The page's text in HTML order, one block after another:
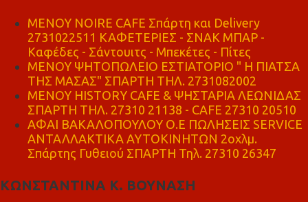
MENOY NOIRE CAFE Σπάρτη και Delivery
2731022511 ΚΑΦΕΤΕΡΙΕΣ - ΣΝΑΚ ΜΠΑΡ -
Καφέδες - Σάντουιτς - Μπεκέτες - Πίτες
ΜΕΝΟΥ ΨΗΤΟΠΩΛΕΙΟ ΕΣΤΙΑΤΟΡΙΟ " Η ΠΙΑΤΣΑ
ΤΗΣ ΜΑΣΑΣ" ΣΠΑΡΤΗ ΤΗΛ. 2731082002
ΜΕΝΟΥ HISTORY CAFE & ΨΗΣΤΑΡΙΑ ΛΕΩΝΙΔΑΣ
ΣΠΑΡΤΗ ΤΗΛ. 27310 21138 - CAFE 27310 20510
ΑΦΑΙ ΒΑΚΑΛΟΠΟΥΛΟΥ Ο.Ε ΠΩΛΗΣΕΙΣ SERVICE
ΑΝΤΑΛΛΑΚΤΙΚΑ ΑΥΤΟΚΙΝΗΤΩΝ 2οχλμ.
Σπάρτης Γυθειού ΣΠΑΡΤΗ Τηλ. 27310 26347
ΚΩΝΣΤΑΝΤΙΝΑ Κ. ΒΟΥΝΑΣΗ